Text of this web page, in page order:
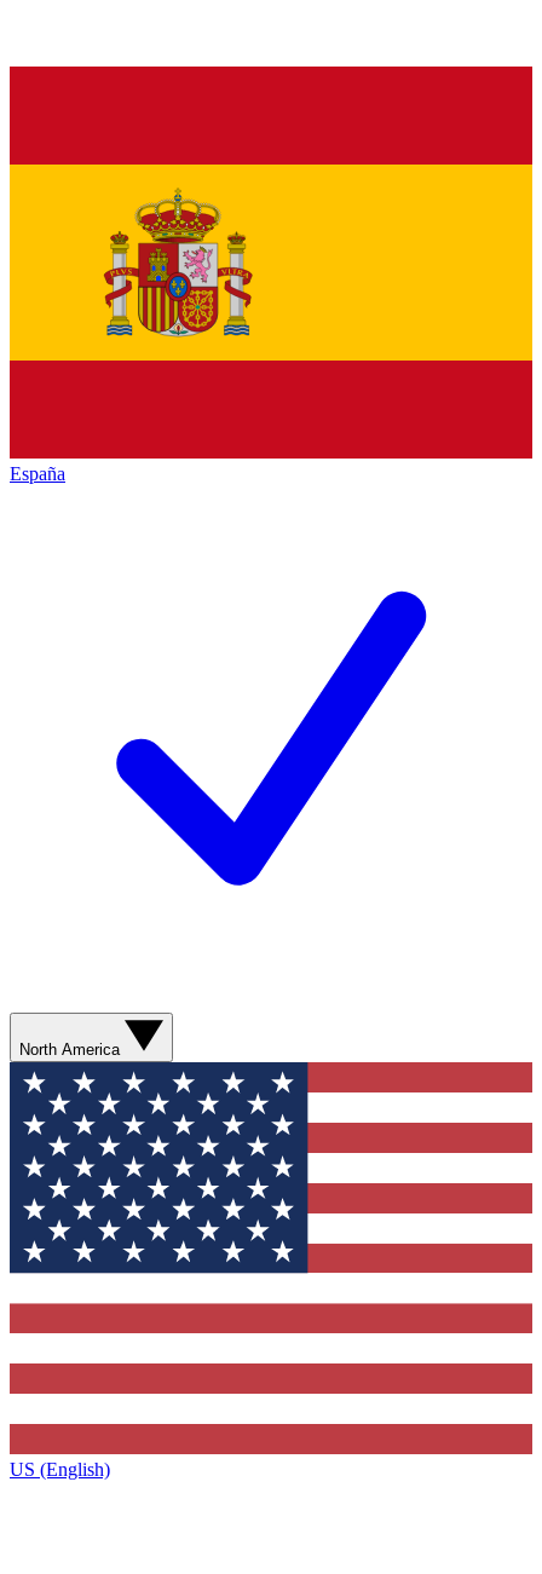
España
North America
US (English)